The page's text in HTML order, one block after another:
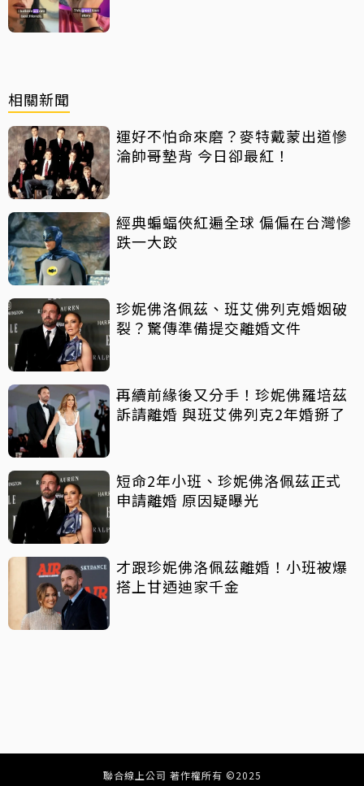
相關新聞
運好不怕命來磨？麥特戴蒙出道慘
淪帥哥墊背 今日卻最紅！
經典蝙蝠俠紅遍全球 偏偏在台灣慘
跌一大跤
珍妮佛洛佩茲、班艾佛列克婚姻破
裂？驚傳準備提交離婚文件
再續前緣後又分手！珍妮佛羅培茲
訴請離婚 與班艾佛列克2年婚掰了
短命2年小班、珍妮佛洛佩茲正式
申請離婚 原因疑曝光
才跟珍妮佛洛佩茲離婚！小班被爆
搭上甘迺迪家千金
聯合線上公司 著作權所有 ©2025